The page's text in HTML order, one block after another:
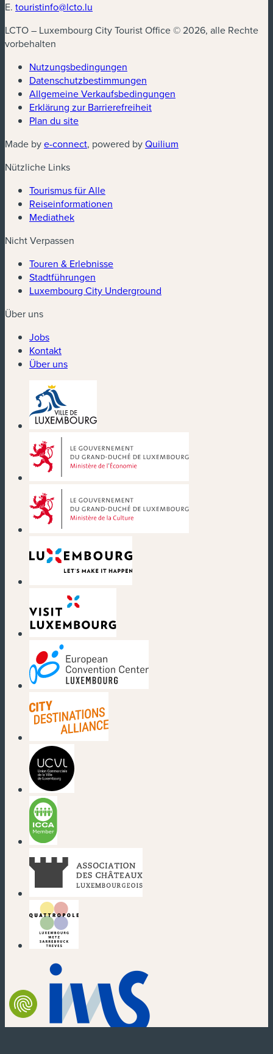
E. touristinfo@lcto.lu
LCTO – Luxembourg City Tourist Office © 2026, alle Rechte
vorbehalten
Nutzungsbedingungen
Datenschutzbestimmungen
Allgemeine Verkaufsbedingungen
Erklärung zur Barrierefreiheit
Plan du site
Made bye-connect(neues Fenster)
, powered byQuilium
Nützliche Links
Tourismus für Alle
Reiseinformationen
Mediathek
Nicht Verpassen
Touren & Erlebnisse
Stadtführungen
Luxembourg City Underground
Über uns
Jobs
Kontakt
Über uns